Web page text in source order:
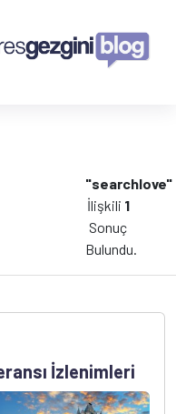
"searchlove"
İlişkili 1
Sonuç
Bulundu.
İzlenimleri